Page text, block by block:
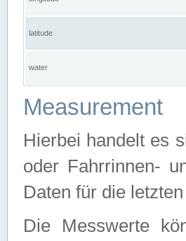
latitude
water
Measurement
Hierbei handelt es
oder Fahrrinnen-
Daten für die
Die Messwerte